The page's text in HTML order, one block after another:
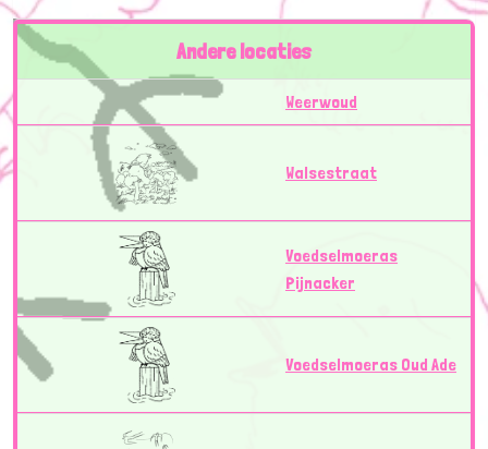
Andere locaties
Weerwoud
Walsestraat
Voedselmoeras
Pijnacker
Voedselmoeras Oud Ade